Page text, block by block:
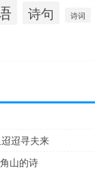
诗句 诗词
迢寻夫来
山的诗